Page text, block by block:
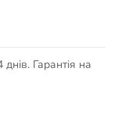
Гарантія на